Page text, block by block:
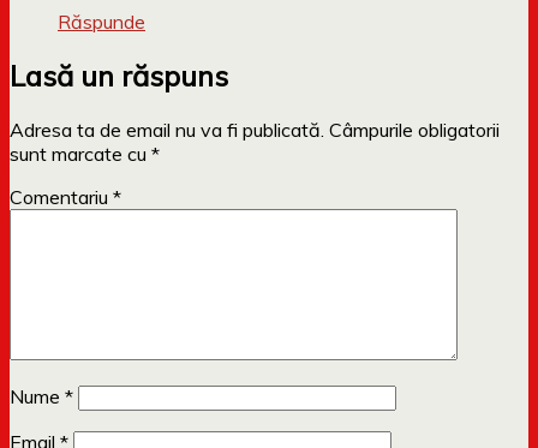
Răspunde
Lasă un răspuns
Adresa ta de email nu va fi publicată. Câmpurile obligatorii
sunt marcate cu *
Comentariu *
Nume *
Email *